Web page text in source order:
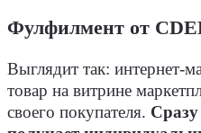
Фулфилмент от
Выглядит так: интернет-
товар на витрине
своего покупателя. Сразу